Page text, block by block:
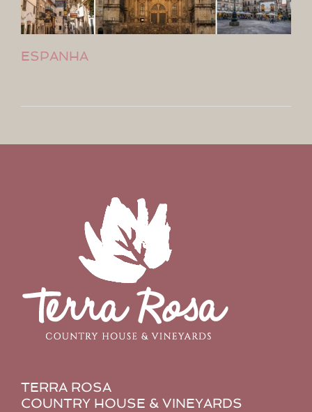
ESPANHA
TERRA ROSA
COUNTRY HOUSE & VINEYARDS